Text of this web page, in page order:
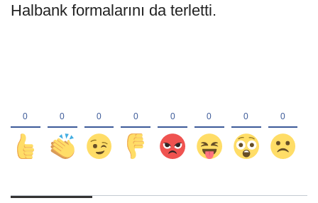
Halbank formalarını da terletti.